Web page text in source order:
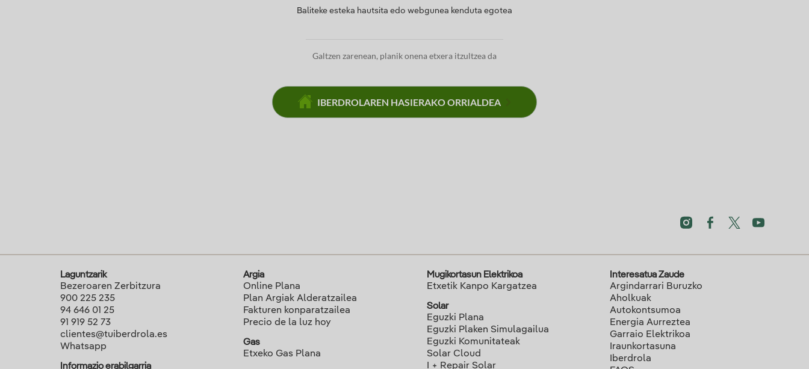
Baliteke esteka hautsita edo webgunea kenduta egotea
Galtzen zarenean, planik onena etxera itzultzea da
IBERDROLAREN HASIERAKO ORRIALDEA
Laguntzarik
Bezeroaren Zerbitzura
900 225 235
94 646 01 25
91 919 52 73
clientes@tuiberdrola.es
Whatsapp
Informazio erabilgarria
Argia
Online Plana
Plan Argiak Alderatzailea
Fakturen konparatzailea
Precio de la luz hoy
Gas
Etxeko Gas Plana
Mugikortasun Elektrikoa
Etxetik Kanpo Kargatzea
Solar
Eguzki Plana
Eguzki Plaken Simulagailua
Eguzki Komunitateak
Solar Cloud
I + Repair Solar
Interesatua Zaude
Argindarrari Buruzko
Aholkuak
Autokontsumoa
Energia Aurreztea
Garraio Elektrikoa
Iraunkortasuna
Iberdrola